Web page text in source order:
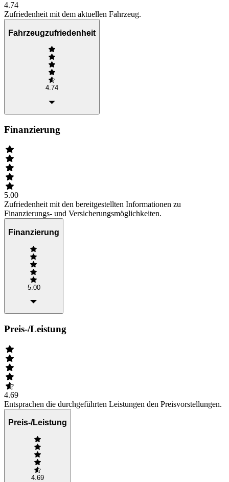
4.74
Zufriedenheit mit dem aktuellen Fahrzeug.
Fahrzeugzufriedenheit
4.74
Finanzierung
5.00
Zufriedenheit mit den bereitgestellten Informationen zu
Finanzierungs- und Versicherungsmöglichkeiten.
Finanzierung
5.00
Preis-/Leistung
4.69
Entsprachen die durchgeführten Leistungen den Preisvorstellungen.
Preis-/Leistung
4.69